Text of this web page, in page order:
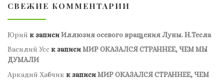
СВЕЖИЕ КОММЕНТАРИИ
Юрий к записиИллюзия осевого вращения Луны. Н.Тесла
Василий Усс к записиМИР ОКАЗАЛСЯ СТРАННЕЕ, ЧЕМ МЫ
ДУМАЛИ
Аркадий Хабчик к записиМИР ОКАЗАЛСЯ СТРАННЕЕ, ЧЕМ